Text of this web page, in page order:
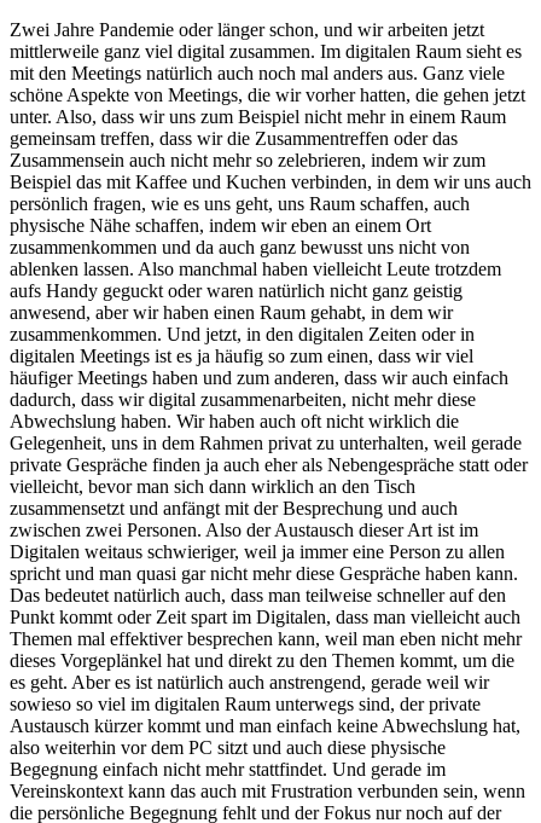
Zwei Jahre Pandemie oder länger schon, und wir arbeiten jetzt
mittlerweile ganz viel digital zusammen. Im digitalen Raum sieht es
mit den Meetings natürlich auch noch mal anders aus. Ganz viele
schöne Aspekte von Meetings, die wir vorher hatten, die gehen jetzt
unter. Also, dass wir uns zum Beispiel nicht mehr in einem Raum
gemeinsam treffen, dass wir die Zusammentreffen oder das
Zusammensein auch nicht mehr so zelebrieren, indem wir zum
Beispiel das mit Kaffee und Kuchen verbinden, in dem wir uns auch
persönlich fragen, wie es uns geht, uns Raum schaffen, auch
physische Nähe schaffen, indem wir eben an einem Ort
zusammenkommen und da auch ganz bewusst uns nicht von
ablenken lassen. Also manchmal haben vielleicht Leute trotzdem
aufs Handy geguckt oder waren natürlich nicht ganz geistig
anwesend, aber wir haben einen Raum gehabt, in dem wir
zusammenkommen. Und jetzt, in den digitalen Zeiten oder in
digitalen Meetings ist es ja häufig so zum einen, dass wir viel
häufiger Meetings haben und zum anderen, dass wir auch einfach
dadurch, dass wir digital zusammenarbeiten, nicht mehr diese
Abwechslung haben. Wir haben auch oft nicht wirklich die
Gelegenheit, uns in dem Rahmen privat zu unterhalten, weil gerade
private Gespräche finden ja auch eher als Nebengespräche statt oder
vielleicht, bevor man sich dann wirklich an den Tisch
zusammensetzt und anfängt mit der Besprechung und auch
zwischen zwei Personen. Also der Austausch dieser Art ist im
Digitalen weitaus schwieriger, weil ja immer eine Person zu allen
spricht und man quasi gar nicht mehr diese Gespräche haben kann.
Das bedeutet natürlich auch, dass man teilweise schneller auf den
Punkt kommt oder Zeit spart im Digitalen, dass man vielleicht auch
Themen mal effektiver besprechen kann, weil man eben nicht mehr
dieses Vorgeplänkel hat und direkt zu den Themen kommt, um die
es geht. Aber es ist natürlich auch anstrengend, gerade weil wir
sowieso so viel im digitalen Raum unterwegs sind, der private
Austausch kürzer kommt und man einfach keine Abwechslung hat,
also weiterhin vor dem PC sitzt und auch diese physische
Begegnung einfach nicht mehr stattfindet. Und gerade im
Vereinskontext kann das auch mit Frustration verbunden sein, wenn
die persönliche Begegnung fehlt und der Fokus nur noch auf der